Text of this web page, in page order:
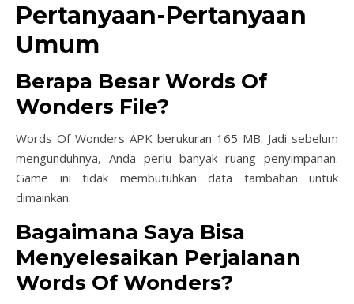
Pertanyaan-Pertanyaan
Umum
Berapa Besar Words Of
Wonders File?
Words Of Wonders APK berukuran 165 MB. Jadi sebelum
mengunduhnya, Anda perlu banyak ruang penyimpanan.
Game ini tidak membutuhkan data tambahan untuk
dimainkan.
Bagaimana Saya Bisa
Menyelesaikan Perjalanan
Words Of Wonders?